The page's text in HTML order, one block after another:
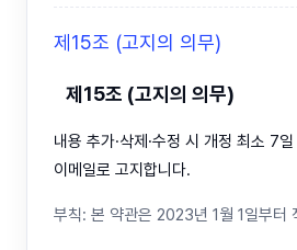
제15조 (고지의 의무)
제15조 (고지의 의무)
내용 추가·삭제·수정 시 개정 최소 7
이메일로 고지합니다.
부칙: 본 약관은 2023년 1월 1일부터